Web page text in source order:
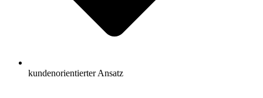
kundenorientierter Ansatz